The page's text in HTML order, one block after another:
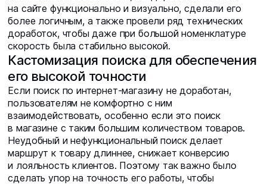
на сайте функционально и визуально, сделали его
более логичным, а также провели ряд технических
доработок, чтобы даже при большой номенклатуре
скорость была стабильно высокой.
Кастомизация поиска для обеспечения
его высокой точности
Если поиск по интернет-магазину не доработан,
пользователям не комфортно с ним
взаимодействовать, особенно если это поиск
в магазине с таким большим количеством товаров.
Неудобный и нефункциональный поиск делает
маршрут к товару длиннее, снижает конверсию
и лояльность клиентов. Поэтому так важно было
сделать упор на точность его работы, чтобы